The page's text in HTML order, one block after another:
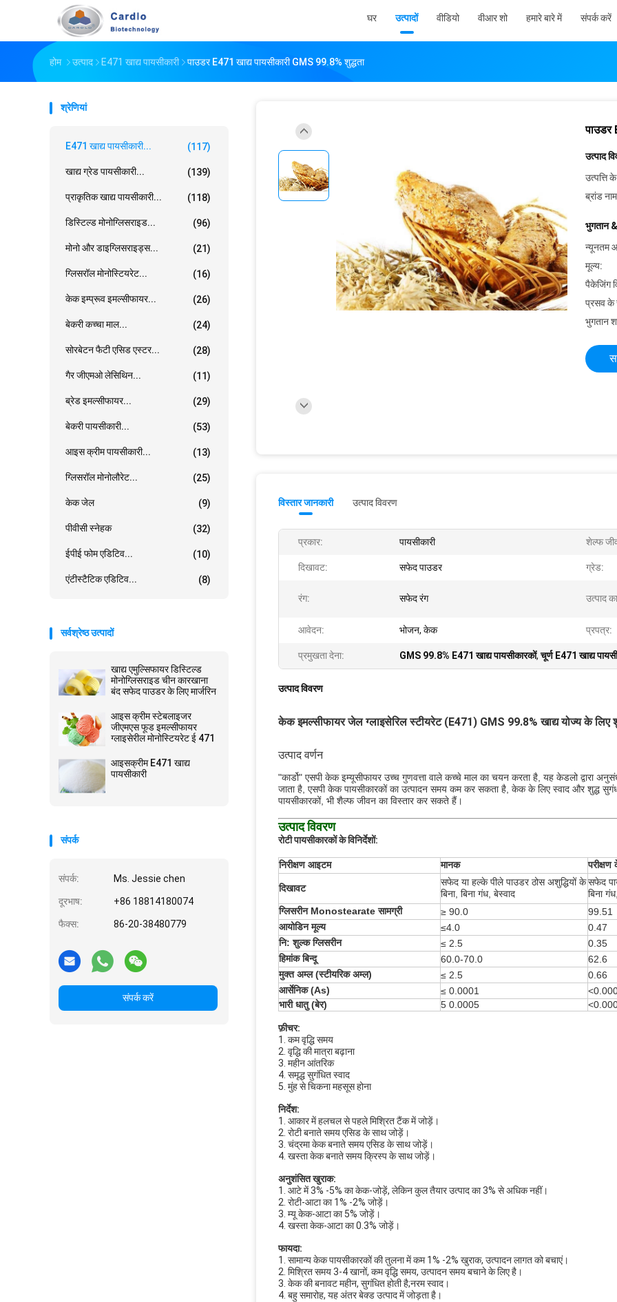
घर उत्पादों वीडियो वीआर शो हमारे बारे में संपर्क करें
होम उत्पाद E471 खाद्य पायसीकारी पाउडर E471 खाद्य पायसीकारी GMS 99.8% शुद्धता
श्रेणियां
E471 खाद्य पायसीकारी... (117)
खाद्य ग्रेड पायसीकारी... (139)
प्राकृतिक खाद्य पायसीकारी... (118)
डिस्टिल्ड मोनोग्लिसराइड... (96)
मोनो और डाइग्लिसराइड्स... (21)
ग्लिसरॉल मोनोस्टियरेट... (16)
केक इम्प्रूव इमल्सीफायर... (26)
बेकरी कच्चा माल... (24)
सोरबेटन फैटी एसिड एस्टर... (28)
गैर जीएमओ लेसिथिन... (11)
ब्रेड इमल्सीफायर... (29)
बेकरी पायसीकारी... (53)
आइस क्रीम पायसीकारी... (13)
ग्लिसरॉल मोनोलौरेट... (25)
केक जेल (9)
पीवीसी स्नेहक (32)
ईपीई फोम एडिटिव... (10)
एंटीस्टैटिक एडिटिव... (8)
सर्वश्रेष्ठ उत्पादों
खाद्य एमुल्सिफायर डिस्टिल्ड
मोनोग्लिसराइड चीन कारखाना
बंद सफेद पाउडर के लिए मार्जरिन
आइस क्रीम स्टेबलाइजर
जीएमएस फूड इमल्सीफायर
ग्लाइसेरील मोनोस्टियरेट ई 471
आइसक्रीम E471 खाद्य
पायसीकारी
संपर्क
संपर्क: Ms. Jessie chen
दूरभाष: +86 18814180074
फैक्स: 86-20-38480779
संपर्क करें
पाउडर
उत्पाद
उत्पत्ति
ब्रांड
भुगतान
न्यूनतम
मूल्य:
पैकेजिंग
प्रसव के
भुगतान
विस्तार जानकारी उत्पाद विवरण
प्रकार: पायसीकारी शेल्फ
दिखावट: सफेद पाउडर ग्रेड:
रंग: सफेद रंग उत्पाद
आवेदन: भोजन, केक प्रपत्र:
प्रमुखता देना: GMS 99.8% E471 खाद्य पायसीकारकों,चूर्ण E471 खाद्य
उत्पाद विवरण
केक इमल्सीफायर जेल ग्लाइसेरिल स्टीयरेट (e471) GMS 99.8% खाद्य योज्य के लिए
उत्पाद वर्णन
"कार्डो" एसपी केक इम्यूसीफायर उच्च गुणवत्ता वाले कच्चे माल का चयन करता है, यह केडलो द्वारा
जाता है, एसपी केक पायसीकारकों का उत्पादन समय कम कर सकता है, केक के लिए स्वाद और शुद्ध सुगंध
पायसीकारकों, भी शैल्फ जीवन का विस्तार कर सकते हैं।
उत्पाद विवरण
रोटी पायसीकारकों के विनिर्देशों:
निरीक्षण आइटम मानक परीक्षण
दिखावट
सफेद या हल्के पीले पाउडर ठोस अशुद्धियों के
बिना, बिना गंध, बेस्वाद
सफेद
बिना
ग्लिसरीन Monostearate सामग्री
≥ 90.0
99.51
आयोडिन मूल्य
≤4.0
0.47
नि: शुल्क ग्लिसरीन
≤ 2.5
0.35
हिमांक बिन्दू
60.0-70.0
62.6
मुक्त अम्ल (स्टीयरिक अम्ल)
≤ 2.5
0.66
आर्सेनिक (As)
≤ 0.0001
भारी धातु (बेर)
5 0.0005
फ़ीचर:
1. कम वृद्धि समय
2. वृद्धि की मात्रा बढ़ाना
3. महीन आंतरिक
4. समृद्ध सुगंधित स्वाद
5. मुंह से चिकना महसूस होना
निर्देश:
1. आकार में हलचल से पहले मिश्रित टैंक में जोड़ें।
2. रोटी बनाते समय एसिड के साथ जोड़ें।
3. चंद्रमा केक बनाते समय एसिड के साथ जोड़ें।
4. खस्ता केक बनाते समय क्रिस्प के साथ जोड़ें।
अनुशंसित खुराक:
1. आटे में 3% -5% का केक-जोड़ें, लेकिन कुल तैयार उत्पाद का 3% से अधिक नहीं।
2. रोटी-आटा का 1% -2% जोड़ें।
3. म्यू केक-आटा का 5% जोड़ें।
4. खस्ता केक-आटा का 0.3% जोड़ें।
फायदा:
1. सामान्य केक पायसीकारकों की तुलना में कम 1% -2% खुराक, उत्पादन लागत को बचाएं।
2. मिश्रित समय 3-4 खानों, कम वृद्धि समय, उत्पादन समय बचाने के लिए है।
3. केक की बनावट महीन, सुगंधित होती है;नरम स्वाद।
4. बहु समारोह, यह अंतर बेक्ड उत्पाद में जोड़ता है।